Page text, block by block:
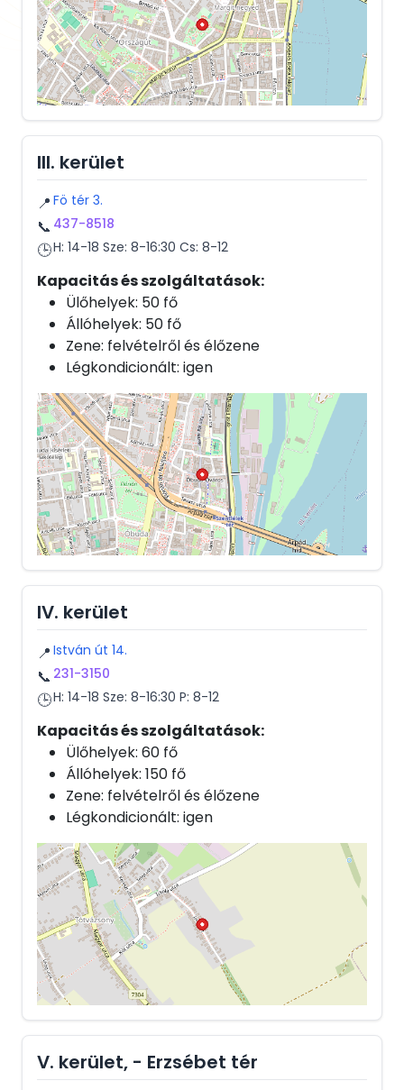
III. kerület
📍 Fö tér 3.
📞 437-8518
🕒H: 14-18 Sze: 8-16:30 Cs: 8-12
Kapacitás és szolgáltatások:
Ülőhelyek: 50 fő
Állóhelyek: 50 fő
Zene: felvételről és élőzene
Légkondicionált: igen
IV. kerület
📍 István út 14.
📞 231-3150
🕒H: 14-18 Sze: 8-16:30 P: 8-12
Kapacitás és szolgáltatások:
Ülőhelyek: 60 fő
Állóhelyek: 150 fő
Zene: felvételről és élőzene
Légkondicionált: igen
V. kerület, - Erzsébet tér